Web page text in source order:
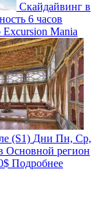
Скайдайвинг в
6 часов
Excursion Mania
(S1) Дни Пн, Ср,
Основной регион
Подробнее